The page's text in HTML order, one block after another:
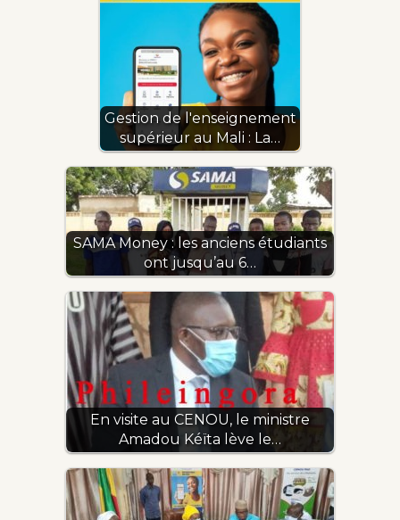
Gestion de l'enseignement
supérieur au Mali : La…
SAMA Money : les anciens étudiants
ont jusqu’au 6…
En visite au CENOU, le ministre
Amadou Kéïta lève le…